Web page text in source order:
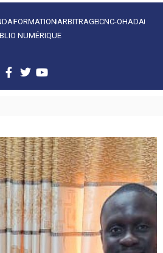
FORMATION ARBITRAGECNC-OHADA
NUMÉRIQUE